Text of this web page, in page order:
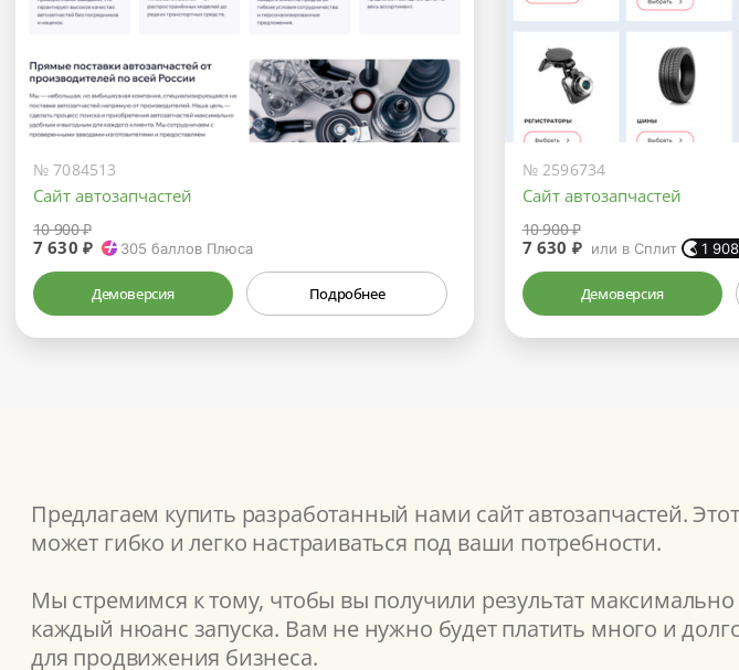
№ 7084513
Сайт автозапчастей
10 900 ₽
7 630 ₽ 305 баллов Плюса
Демоверсия Подробнее
№ 2596734
Сайт автозапчастей
10 900 ₽
7 630 ₽ или в Сплит 1 908
Демоверсия
Предлагаем купить разработанный нами сайт автозапчастей.
может гибко и легко настраиваться под ваши потребности.
Мы стремимся к тому, чтобы вы получили результат
каждый нюанс запуска. Вам не нужно будет платить много и
для продвижения бизнеса.